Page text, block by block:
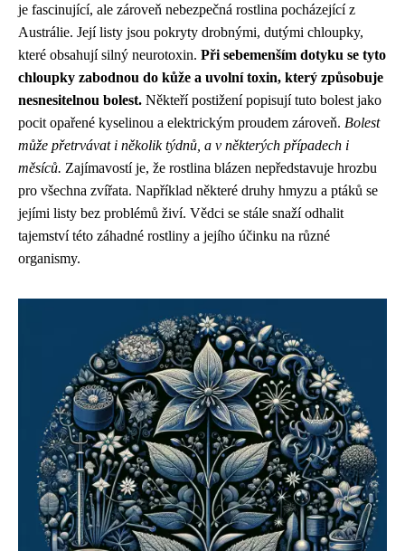
je fascinující, ale zároveň nebezpečná rostlina pocházející z
Austrálie. Její listy jsou pokryty drobnými, dutými chloupky,
které obsahují silný neurotoxin. Při sebemenším dotyku se tyto
chloupky zabodnou do kůže a uvolní toxin, který způsobuje
nesnesitelnou bolest. Někteří postižení popisují tuto bolest jako
pocit opařené kyselinou a elektrickým proudem zároveň. Bolest
může přetrvávat i několik týdnů, a v některých případech i
měsíců. Zajímavostí je, že rostlina blázen nepředstavuje hrozbu
pro všechna zvířata. Například některé druhy hmyzu a ptáků se
jejími listy bez problémů živí. Vědci se stále snaží odhalit
tajemství této záhadné rostliny a jejího účinku na různé
organismy.